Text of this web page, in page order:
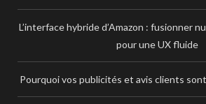
L’interface hybride d’Amazon : fusionner
pour une UX fluide
Pourquoi vos publicités et avis clients